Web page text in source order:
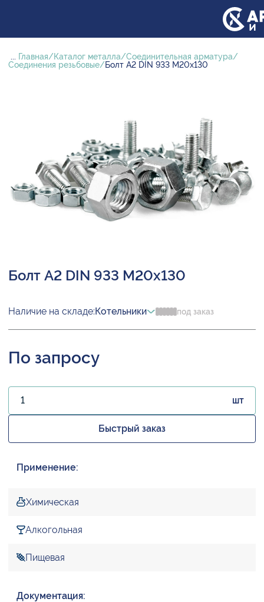
... Главная Каталог металла
Соединительная арматура
Соединения резьбовые
Болт А2 DIN 933 М20х130
Болт А2 DIN 933 М20х130
Наличие на складе:Котельники под заказ
По запросу
шт
Быстрый заказ
Применение:
Химическая
Алкогольная
Пищевая
Документация: